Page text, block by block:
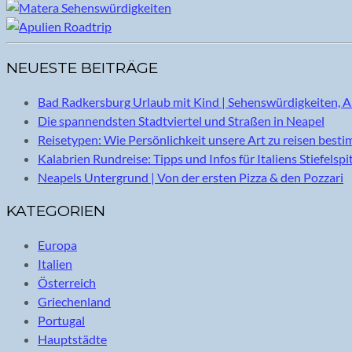
NEUESTE BEITRÄGE
Bad Radkersburg Urlaub mit Kind | Sehenswürdigkeiten,
Die spannendsten Stadtviertel und Straßen in Neapel
Reisetypen: Wie Persönlichkeit unsere Art zu reisen
Kalabrien Rundreise: Tipps und Infos für Italiens
Neapels Untergrund | Von der ersten Pizza & den Pozzari
KATEGORIEN
Europa
Italien
Österreich
Griechenland
Portugal
Hauptstädte